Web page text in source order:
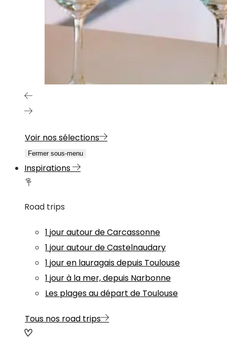
Voir nos sélections
Fermer sous-menu
Inspirations
Road trips
1 jour autour de Carcassonne
1 jour autour de Castelnaudary
1 jour en lauragais depuis Toulouse
1 jour à la mer, depuis Narbonne
Les plages au départ de Toulouse
Tous nos road trips